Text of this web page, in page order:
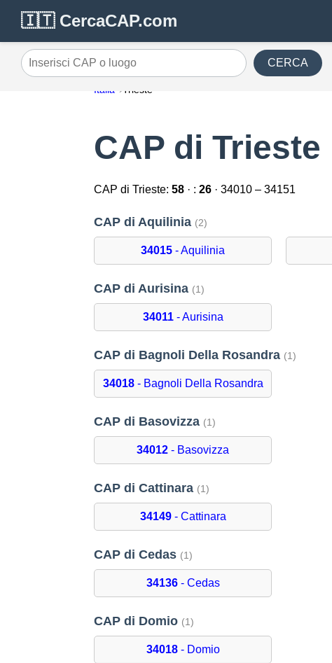
🇮🇹 CercaCAP.com
Inserisci CAP o luogo CERCA
Italia Trieste
CAP di Trieste
CAP di Trieste:58 · :26 · 34010 – 34151
CAP di Aquilinia (2)
34015 - Aquilinia
CAP di Aurisina (1)
34011- Aurisina
CAP di Bagnoli Della Rosandra (1)
34018- Bagnoli Della Rosandra
CAP di Basovizza (1)
34012 - Basovizza
CAP di Cattinara (1)
34149- Cattinara
CAP di Cedas (1)
34136- Cedas
CAP di Domio (1)
34018- Domio